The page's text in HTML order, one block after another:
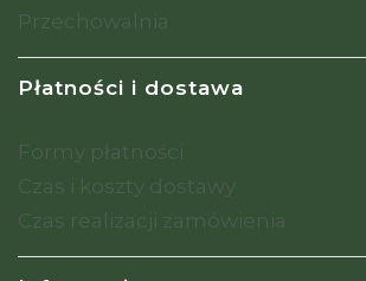
Przechowalnia
Płatności i dostawa
Formy płatności
Czas i koszty dostawy
Czas realizacji zamówienia